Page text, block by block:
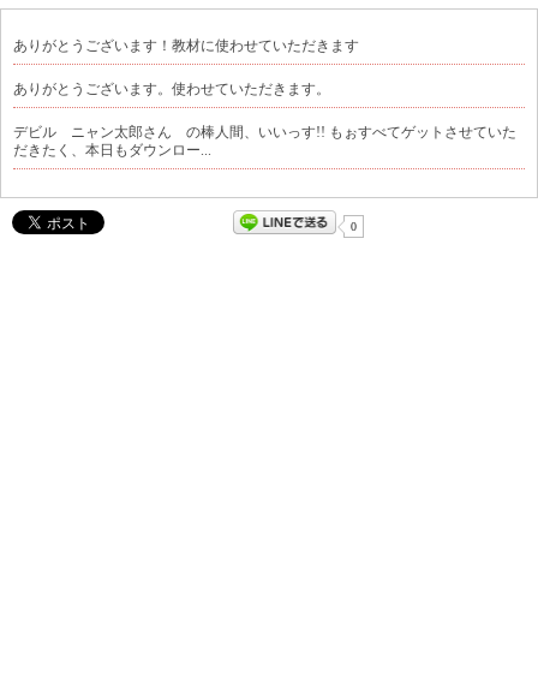
ありがとうございます！教材に使わせていただきます
ありがとうございます。使わせていただきます。
デビル ニャン太郎さん の棒人間、いいっす!! もぉすべてゲットさせていた
だきたく、本日もダウンロー...
0